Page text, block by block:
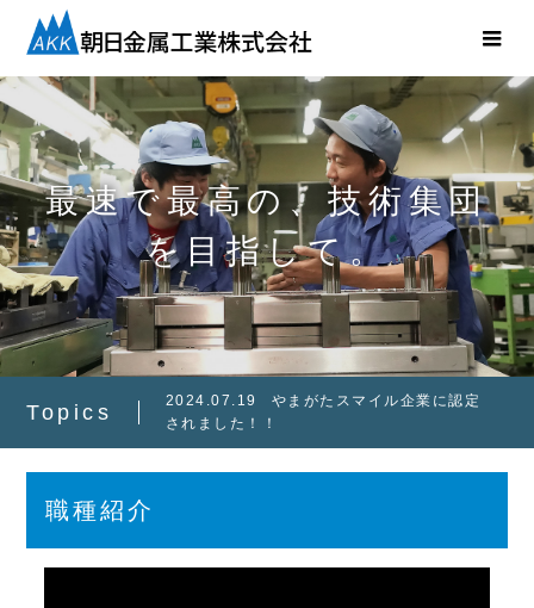
最速で最高の、技術集団
を目指して。
Topics 2024.06.04
第29回機械要素技術展に出
展します!!
2026.06.08
第31回機械要素技術展に出
展します！
職種紹介